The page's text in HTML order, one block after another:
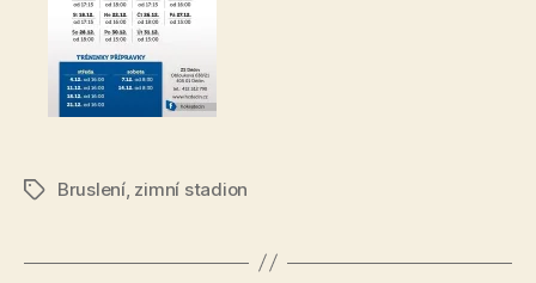
ŠtítkyBruslení, zimní stadion